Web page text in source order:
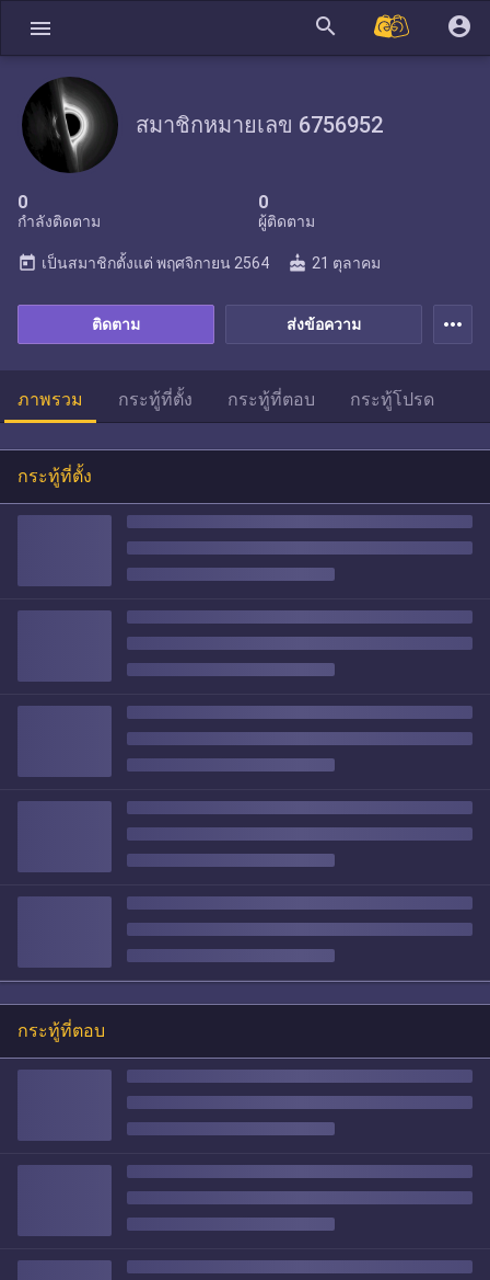
menu search account_circle
สมาชิกหมายเลข 6756952
0
กำลังติดตาม
0
ผู้ติดตาม
ส่งข้อความ
ติดตาม
today เป็นสมาชิกตั้งแต่ พฤศจิกายน 2564 cake 21 ตุลาคม
more_horiz
ภาพรวม กระทู้ที่ตั้ง กระทู้ที่ตอบ กระทู้โปรด
กระทู้ที่ตั้ง
กระทู้ที่ตอบ